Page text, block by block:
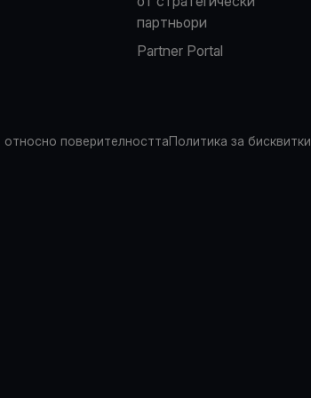
партньори
Partner Portal
поверителносттаПолитика за бисквитки